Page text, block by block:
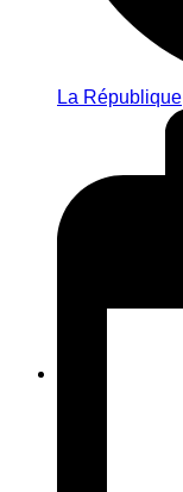
La République